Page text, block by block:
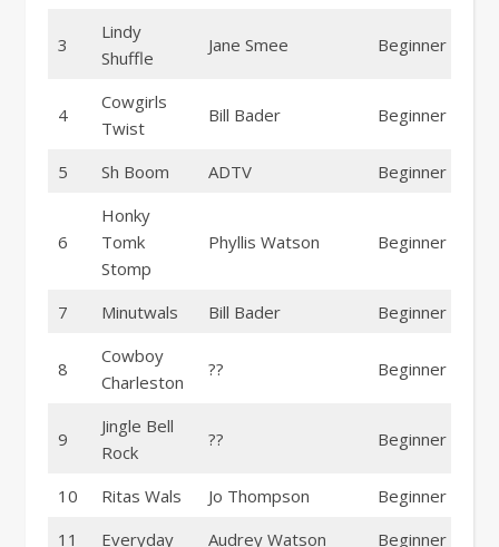
3
Lindy
Shuffle
Jane Smee Beginner
4
Cowgirls
Twist
Bill Bader Beginner
5 Sh Boom ADTV Beginner
6
Honky
Tomk
Stomp
Phyllis Watson Beginner
7 Minutwals Bill Bader Beginner
8
Cowboy
Charleston
?? Beginner
9
Jingle Bell
Rock
?? Beginner
10 Ritas Wals Jo Thompson
Beginner
11
Everyday Audrey Watson Beginner